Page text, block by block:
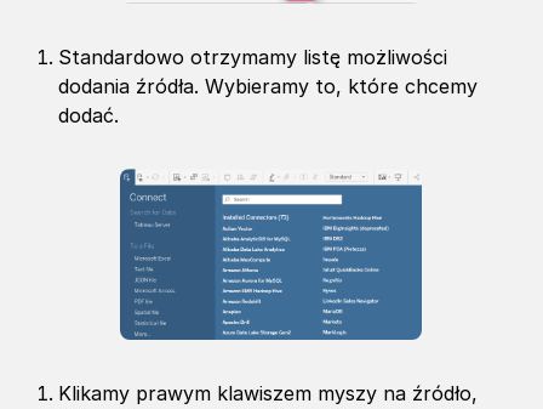
Standardowo otrzymamy listę możliwości
dodania źródła. Wybieramy to, które chcemy
dodać.
Klikamy prawym klawiszem myszy na źródło,